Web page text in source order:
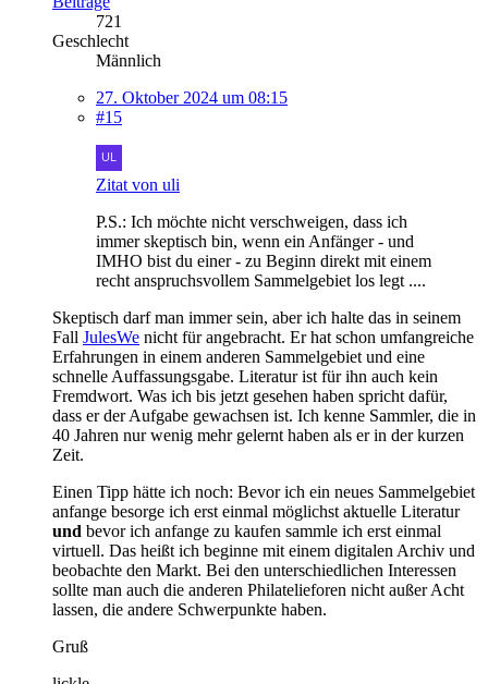
721
Geschlecht
Männlich
27. Oktober 2024 um 08:15
#15
Zitat von uli
P.S.: Ich möchte nicht verschweigen, dass ich
immer skeptisch bin, wenn ein Anfänger - und
IMHO bist du einer - zu Beginn direkt mit einem
recht anspruchsvollem Sammelgebiet los legt ....
Skeptisch darf man immer sein, aber ich halte das in seinem
Fall JulesWe nicht für angebracht. Er hat schon umfangreiche
Erfahrungen in einem anderen Sammelgebiet und eine
schnelle Auffassungsgabe. Literatur ist für ihn auch kein
Fremdwort. Was ich bis jetzt gesehen haben spricht dafür,
dass er der Aufgabe gewachsen ist. Ich kenne Sammler, die in
40 Jahren nur wenig mehr gelernt haben als er in der kurzen
Zeit.
Einen Tipp hätte ich noch: Bevor ich ein neues Sammelgebiet
anfange besorge ich erst einmal möglichst aktuelle Literatur
und bevor ich anfange zu kaufen sammle ich erst einmal
virtuell. Das heißt ich beginne mit einem digitalen Archiv und
beobachte den Markt. Bei den unterschiedlichen Interessen
sollte man auch die anderen Philatelieforen nicht außer Acht
lassen, die andere Schwerpunkte haben.
Gruß